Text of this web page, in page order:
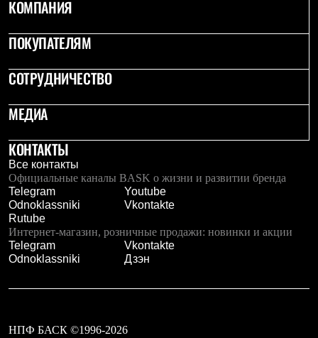
Брюки
Лёгкая одежда
Рубашки
Футболки
Брюки
Термобелье
Среднее термобелье
Легкое термобелье
Флисовая одежда
Куртки
Брюки
Детская одежда
Утепленная пухом
Комбинезоны
Куртки
Брюки
Утепленная синтетикой
Комбинезоны
Брюки
Толстовки
КОМПАНИЯ
ПОКУПАТЕЛЯМ
СОТРУДНИЧЕСТВО
МЕДИА
КОНТАКТЫ
Все контакты
Официальные каналы BASK о жизни и развитии бренда
Telegram
Youtube
Odnoklassniki
Vkontakte
Rutube
Интернет-магазин, розничные продажи: новинки и акции
Telegram
Vkontakte
Odnoklassniki
Дзэн
НПФ БАСК ©1996-2026